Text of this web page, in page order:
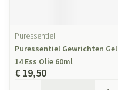
Puressentiel
Puressentiel Gewrichten Gel
14 Ess Olie 60ml
€ 19,50